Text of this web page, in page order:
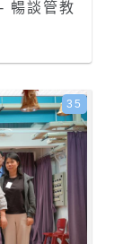
暢談管教
35